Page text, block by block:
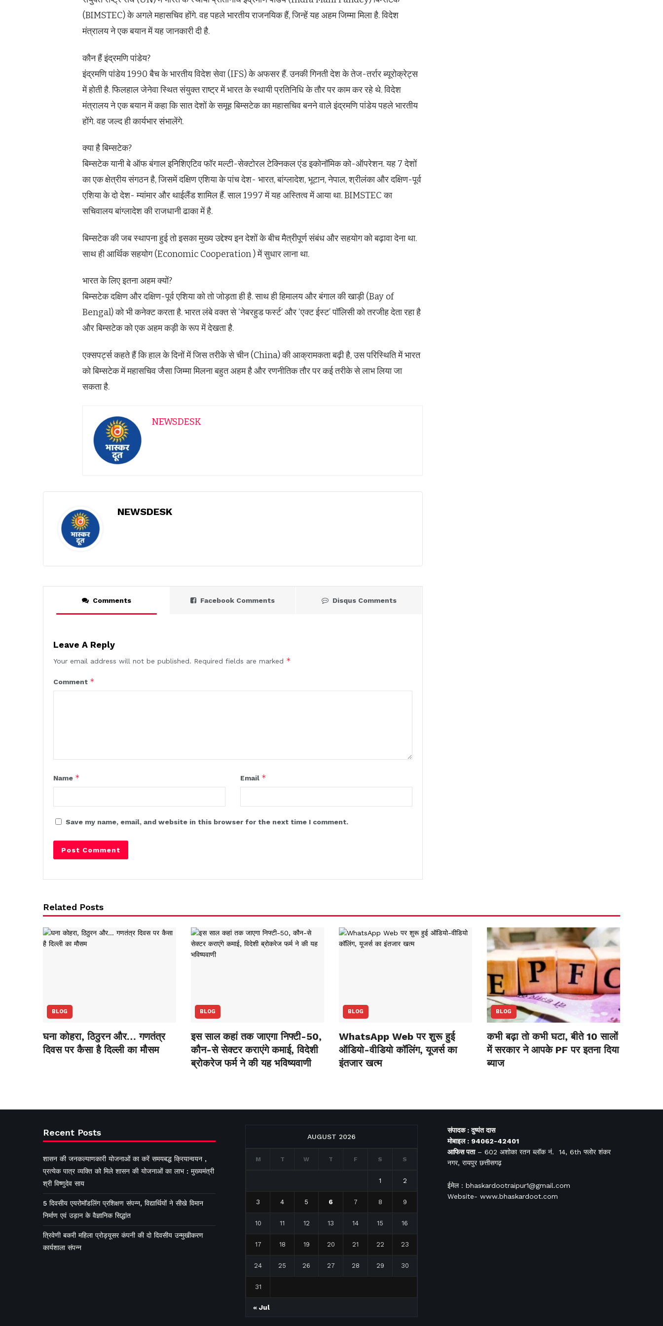
(BIMSTEC) के अगले महासचिव होंगे. वह पहले भारतीय राजनयिक हैं, जिन्हें यह अहम जिम्मा मिला है. विदेश
मंत्रालय ने एक बयान में यह जानकारी दी है.
कौन हैं इंद्रमणि पांडेय?
इंद्रमणि पांडेय 1990 बैच के भारतीय विदेश सेवा (IFS) के अफसर हैं. उनकी गिनती देश के तेज-तर्रार ब्यूरोक्रेट्स
में होती है. फिलहाल जेनेवा स्थित संयुक्त राष्ट्र में भारत के स्थायी प्रतिनिधि के तौर पर काम कर रहे थे. विदेश
मंत्रालय ने एक बयान में कहा कि सात देशों के समूह बिम्सटेक का महासचिव बनने वाले इंद्रमणि पांडेय पहले भारतीय
होंगे. वह जल्द ही कार्यभार संभालेंगे.
क्या है बिम्सटेक?
बिम्सटेक यानी बे ऑफ बंगाल इनिशिएटिव फॉर मल्टी-सेक्टोरल टेक्निकल एंड इकोनॉमिक को-ऑपरेशन. यह 7 देशों
का एक क्षेत्रीय संगठन है, जिसमें दक्षिण एशिया के पांच देश- भारत, बांग्लादेश, भूटान, नेपाल, श्रीलंका और दक्षिण-पूर्व
एशिया के दो देश- म्यांमार और थाईलैंड शामिल हैं. साल 1997 में यह अस्तित्व में आया था. BIMSTEC का
सचिवालय बांग्लादेश की राजधानी ढाका में है.
बिम्सटेक की जब स्थापना हुई तो इसका मुख्य उद्देश्य इन देशों के बीच मैत्रीपूर्ण संबंध और सहयोग को बढ़ावा देना था.
साथ ही आर्थिक सहयोग (Economic Cooperation ) में सुधार लाना था.
भारत के लिए इतना अहम क्यों?
बिम्सटेक दक्षिण और दक्षिण-पूर्व एशिया को तो जोड़ता ही है. साथ ही हिमालय और बंगाल की खाड़ी (Bay of
Bengal) को भी कनेक्ट करता है. भारत लंबे वक्त से ‘नेबरहुड फर्स्ट’ और ‘एक्ट ईस्ट’ पॉलिसी को तरजीह देता रहा है
और बिम्सटेक को एक अहम कड़ी के रूप में देखता है.
एक्सपर्ट्स कहते हैं कि हाल के दिनों में जिस तरीके से चीन (China) की आक्रामकता बढ़ी है, उस परिस्थिति में भारत
को बिम्सटेक में महासचिव जैसा जिम्मा मिलना बहुत अहम है और रणनीतिक तौर पर कई तरीके से लाभ लिया जा
सकता है.
NEWSDESK
NEWSDESK
Comments Facebook Comments Disqus Comments
Leave A Reply
Your email address will not be published. Required fields are marked *
Comment *
Name * Email *
Save my name, email, and website in this browser for the next time I comment.
Related Posts
BLOG
घना कोहरा, ठिठुरन और… गणतंत्र
दिवस पर कैसा है दिल्ली का मौसम
BLOG
इस साल कहां तक जाएगा निफ्टी-50,
कौन-से सेक्‍टर कराएंगे कमाई, विदेशी
ब्रोकरेज फर्म ने की यह भविष्‍यवाणी
BLOG
WhatsApp Web पर शुरू हुई
ऑडियो-वीडियो कॉलिंग, यूजर्स का
इंतजार खत्म
BLOG
कभी बढ़ा तो कभी घटा, बीते 10 सालों
में सरकार ने आपके PF पर इतना दिया
ब्याज
Recent Posts
शासन की जनकल्याणकारी योजनाओं का करें समयबद्ध क्रियान्वयन ,
प्रत्येक पात्र व्यक्ति को मिले शासन की योजनाओं का लाभ : मुख्यमंत्री
श्री विष्णुदेव साय
5 दिवसीय एयरोमॉडलिंग प्रशिक्षण संपन्न, विद्यार्थियों ने सीखे विमान
निर्माण एवं उड़ान के वैज्ञानिक सिद्धांत
त्रिवेणी बकरी महिला प्रोड्यूसर कंपनी की दो दिवसीय उन्मुखीकरण
कार्यशाला संपन्न
AUGUST 2026
M T W T F S S
1 2
3 4 5 6 7 8 9
10 11 12 13 14 15 16
17 18 19 20 21 22 23
24 25 26 27 28 29 30
31
« Jul
संपादक : दुष्यंत दास
मोबाइल : 94062-42401
आफिसपता– 602 अशोका रतन ब्लॉक नं. 14, 6th फ्लोर शंकर
नगर, रायपुर छत्तीसगढ़
ईमेल : bhaskardootraipur1@gmail.com
Website- www.bhaskardoot.com